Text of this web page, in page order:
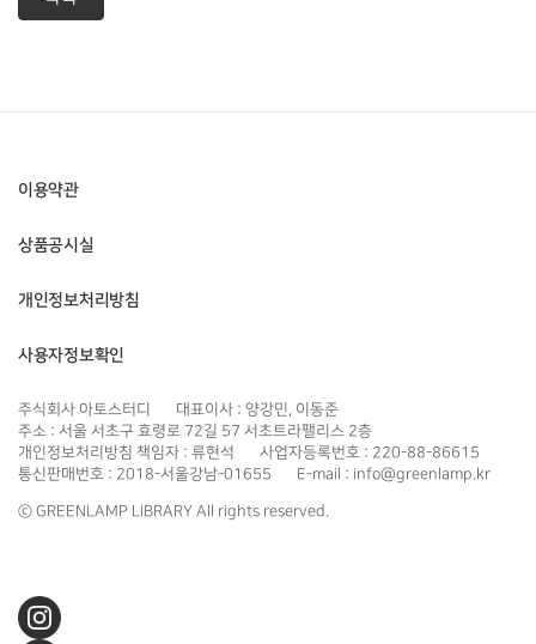
이용약관
상품공시실
개인정보처리방침
사용자정보확인
주식회사 아토스터디
대표이사 : 양강민, 이동준
주소 : 서울 서초구 효령로 72길 57 서초트라팰리스 2층
개인정보처리방침 책임자 : 류현석
사업자등록번호 : 220-88-86615
통신판매번호 : 2018-서울강남-01655
E-mail : info@greenlamp.kr
ⓒ GREENLAMP LIBRARY All rights reserved.